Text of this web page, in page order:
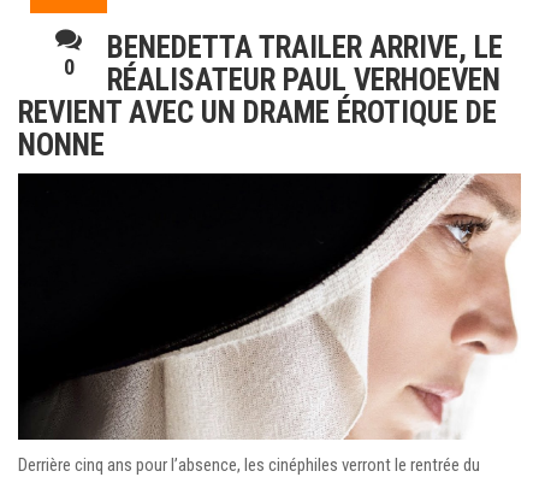
0
BENEDETTA TRAILER ARRIVE, LE
RÉALISATEUR PAUL VERHOEVEN
REVIENT AVEC UN DRAME ÉROTIQUE DE
NONNE
Derrière cinq ans pour l’absence, les cinéphiles verront le rentrée du